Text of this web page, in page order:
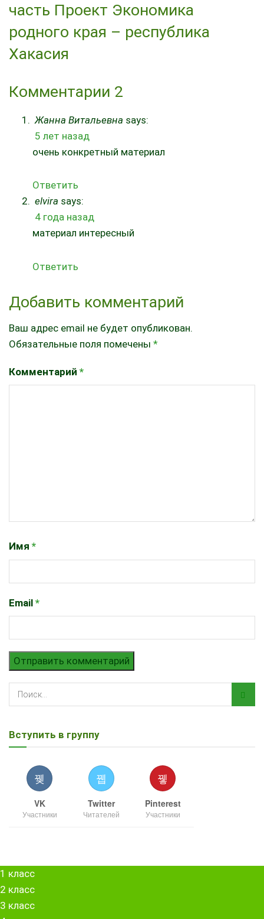
часть Проект Экономика
родного края – республика
Хакасия
Комментарии 2
Жанна Витальевна says:
5 лет назад
очень конкретный материал
Ответить
elvira says:
4 года назад
материал интересный
Ответить
Добавить комментарий
Ваш адрес email не будет опубликован.
Обязательные поля помечены *
Комментарий *
Имя *
Email *
Вступить в группу
VK
Участники
Twitter
Читателей
Pinterest
Участники
1 класс
2 класс
3 класс